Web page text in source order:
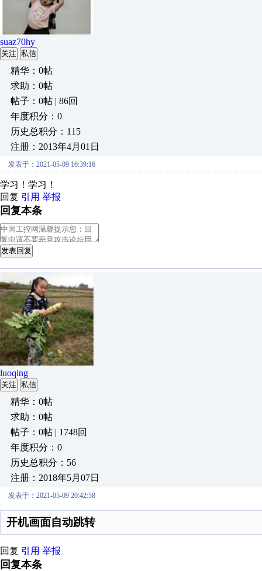
suaz70hy
关注 私信
精华：0帖
求助：0帖
帖子：0帖 | 86回
年度积分：0
历史总积分：115
注册：2013年4月01日
发表于：2021-05-09 16:39:16
学习！学习！
回复 引用 举报
回复本条
发表回复
luoqing
关注 私信
精华：0帖
求助：0帖
帖子：0帖 | 1748回
年度积分：0
历史总积分：56
注册：2018年5月07日
发表于：2021-05-09 20:42:58
开机画面自动跳转
回复 引用 举报
回复本条